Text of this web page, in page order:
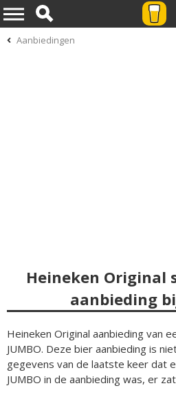
Aanbiedingen
Heineken Original
aanbieding
Heineken Original aanbieding van
JUMBO. Deze bier aanbieding is
gegevens van de laatste keer dat
JUMBO in de aanbieding was, er